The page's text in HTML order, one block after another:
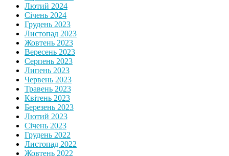
Лютий 2024
Січень 2024
Грудень 2023
Листопад 2023
Жовтень 2023
Вересень 2023
Серпень 2023
Липень 2023
Червень 2023
Травень 2023
Квітень 2023
Березень 2023
Лютий 2023
Січень 2023
Грудень 2022
Листопад 2022
Жовтень 2022